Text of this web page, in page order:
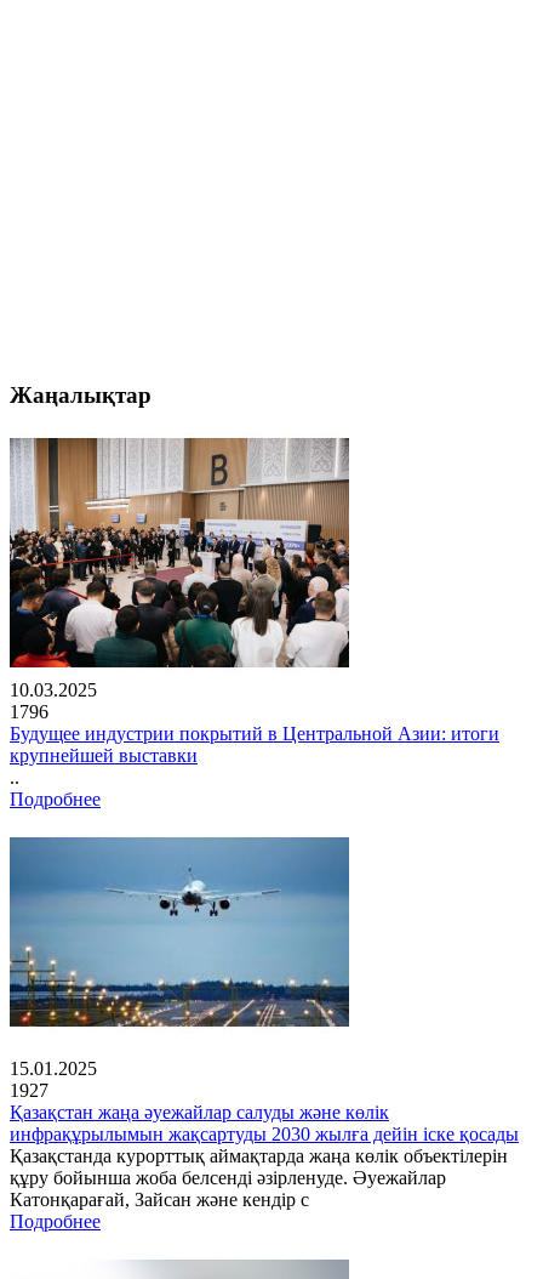
Жаңалықтар
10.03.2025
1796
Будущее индустрии покрытий в Центральной Азии: итоги
крупнейшей выставки
..
Подробнее
15.01.2025
1927
Қазақстан жаңа әуежайлар салуды және көлік
инфрақұрылымын жақсартуды 2030 жылға дейін іске қосады
Қазақстанда курорттық аймақтарда жаңа көлік объектілерін
құру бойынша жоба белсенді әзірленуде. Әуежайлар
Катонқарағай, Зайсан және кендір с
Подробнее